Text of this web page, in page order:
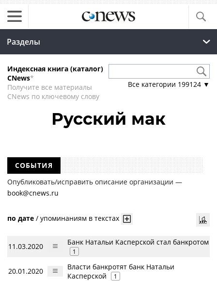
Разделы
Индексная книга (каталог)
CNews*
Получите все материалы
CNews по ключевому слову
Все категории 199124 ▼
Русский мак
СОБЫТИЯ
Опубликовать/исправить описание организации —
book@cnews.ru
по дате / упоминаниям в текстах
11.03.2020 Банк Натальи Касперской стал банкротом
1
20.01.2020
Власти банкротят банк Натальи
Касперской
1